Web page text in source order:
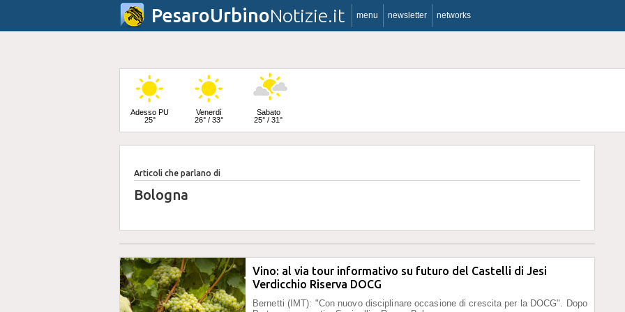
PesaroUrbinoNotizie.it menu newsletter networks
Adesso PU
25°
Venerdì
26° / 33°
Sabato
25° / 31°
Domenica
24° / 31°
Articoli che parlano di
Bologna
Vino: al via tour informativo su futuro del Castelli di Jesi
Verdicchio Riserva DOCG
Bernetti (IMT): "Con nuovo disciplinare occasione di crescita per la DOCG". Dopo